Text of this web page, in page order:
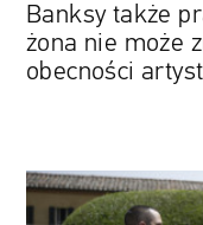
obecności
artysty
Banksy także
żona nie może
obecności
„Sukcesja”,
„Belfast”,